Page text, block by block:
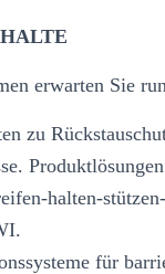
erwarten Sie
zu
halten-
für